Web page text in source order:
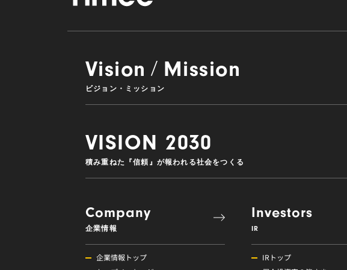
Vision / Mission
ビジョン・ミッション
VISION 2030
積み重ねた『信頼』が報われる社会をつくる
Company
企業情報
企業情報トップ
Investors
IR
IRトップ